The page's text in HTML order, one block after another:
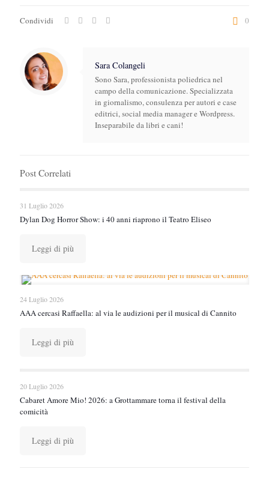
Condividi 0
Sara Colangeli
Sono Sara, professionista poliedrica nel
campo della comunicazione. Specializzata
in giornalismo, consulenza per autori e case
editrici, social media manager e Wordpress.
Inseparabile da libri e cani!
Post Correlati
31 Luglio 2026
Dylan Dog Horror Show: i 40 anni riaprono il Teatro Eliseo
Leggi di più
24 Luglio 2026
AAA cercasi Raffaella: al via le audizioni per il musical di Cannito
Leggi di più
20 Luglio 2026
Cabaret Amore Mio! 2026: a Grottammare torna il festival della
comicità
Leggi di più